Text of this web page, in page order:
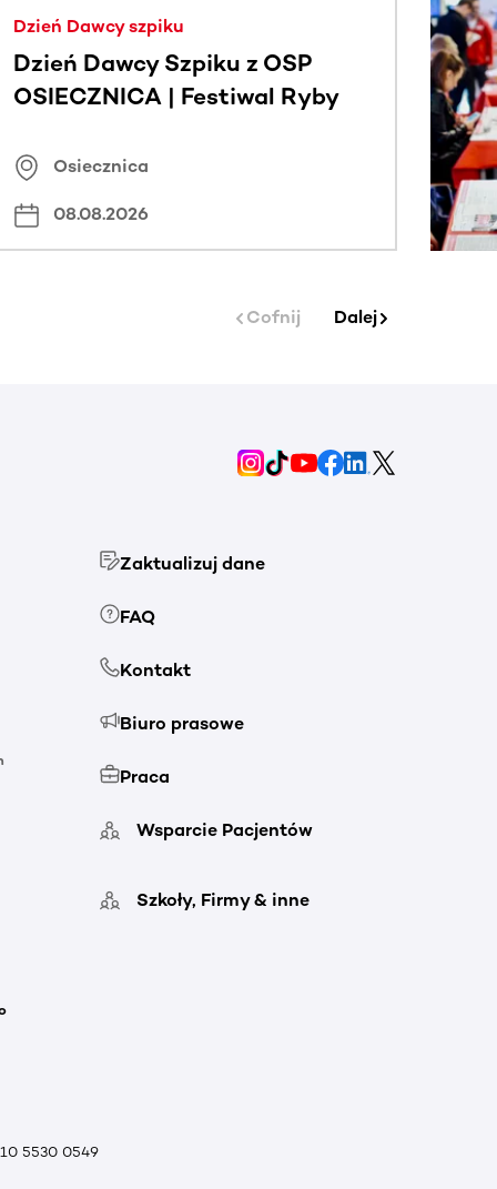
Dzień Dawcy szpiku
Dzień Dawcy Szpiku z OSP
OSIECZNICA | Festiwal Ryby
Osiecznica
08.08.2026
Cofnij Dalej
Zaktualizuj dane
FAQ
Kontakt
Biuro prasowe
Praca
Wsparcie Pacjentów
Szkoły, Firmy & inne
5530 0549